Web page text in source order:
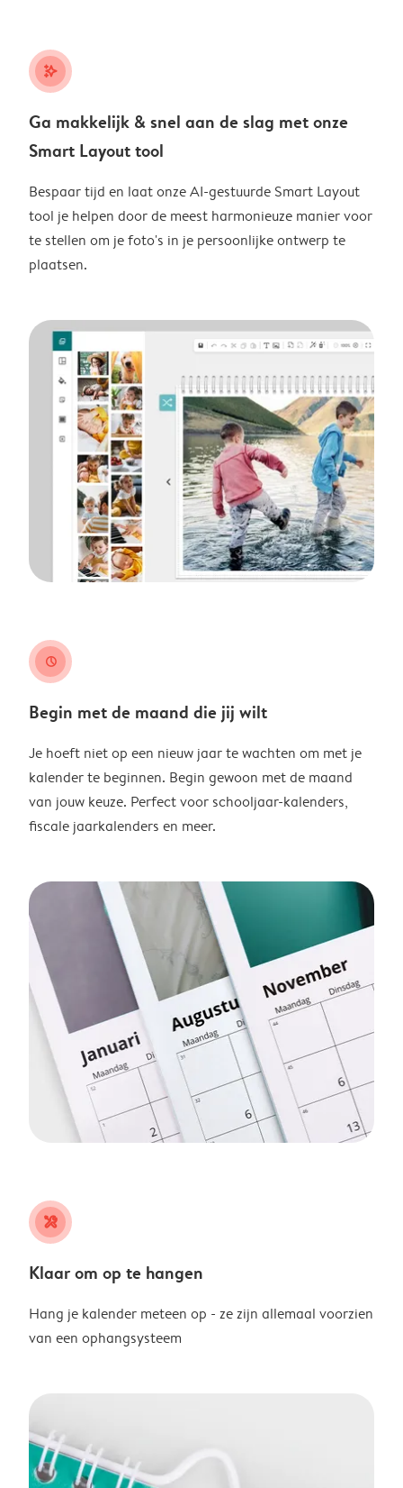
stars_plus
Ga makkelijk & snel aan de slag met onze
Smart Layout tool
Bespaar tijd en laat onze AI-gestuurde Smart Layout
tool je helpen door de meest harmonieuze manier voor
te stellen om je foto's in je persoonlijke ontwerp te
plaatsen.
clock
Begin met de maand die jij wilt
Je hoeft niet op een nieuw jaar te wachten om met je
kalender te beginnen. Begin gewoon met de maand
van jouw keuze. Perfect voor schooljaar-kalenders,
fiscale jaarkalenders en meer.
tools
Klaar om op te hangen
Hang je kalender meteen op - ze zijn allemaal voorzien
van een ophangsysteem